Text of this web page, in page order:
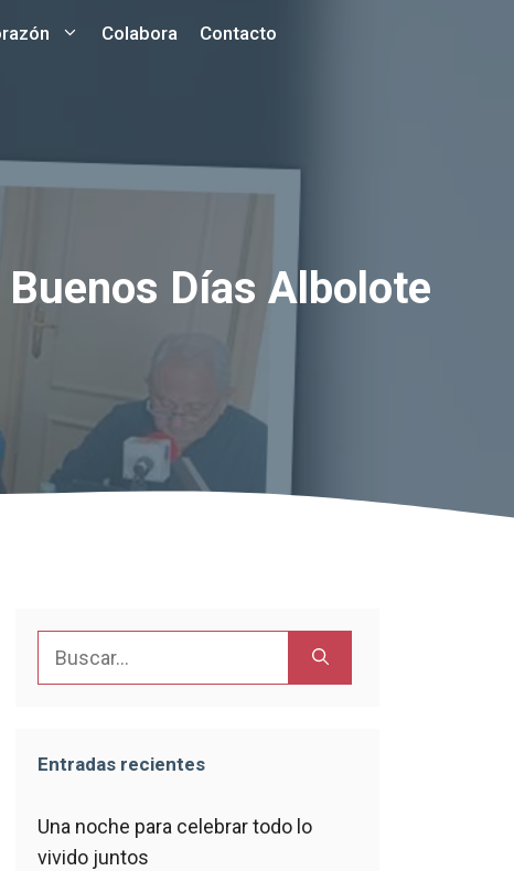
Colabora Contacto
Días Albolote
Entradas recientes
Una noche para celebrar todo lo
vivido juntos